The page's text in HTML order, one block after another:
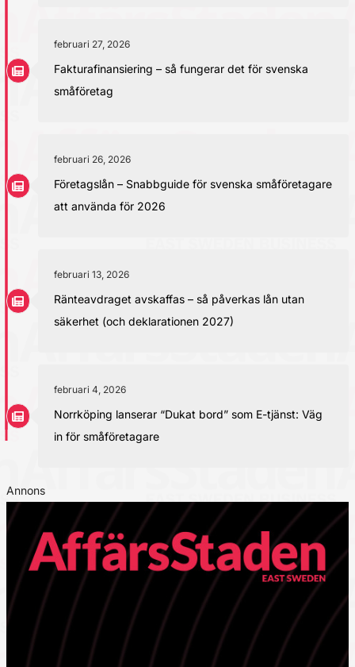
februari 27, 2026
Fakturafinansiering – så fungerar det för svenska
småföretag
februari 26, 2026
Företagslån – Snabbguide för svenska småföretagare
att använda för 2026
februari 13, 2026
Ränteavdraget avskaffas – så påverkas lån utan
säkerhet (och deklarationen 2027)
februari 4, 2026
Norrköping lanserar “Dukat bord” som E-tjänst: Väg
in för småföretagare
Annons